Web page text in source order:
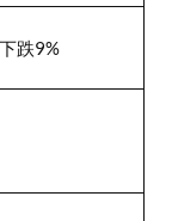
跌9%